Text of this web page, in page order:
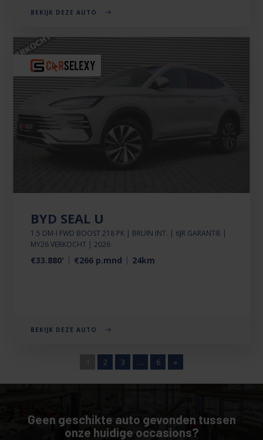
BEKIJK DEZE AUTO
BYD SEAL U
1.5 DM-I FWD BOOST 218 PK | BRUIN INT. | 6JR GARANTIE |
MY26 VERKOCHT | 2026
€33.880' €266 p.mnd 24km
BEKIJK DEZE AUTO
2 3 … 6 »
Geen geschikte auto gevonden tussen
onze huidige occasions?